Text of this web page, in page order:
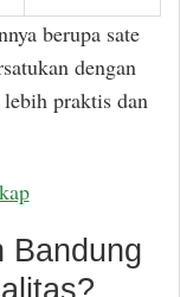
berupa sate
dengan
praktis dan
Bandung